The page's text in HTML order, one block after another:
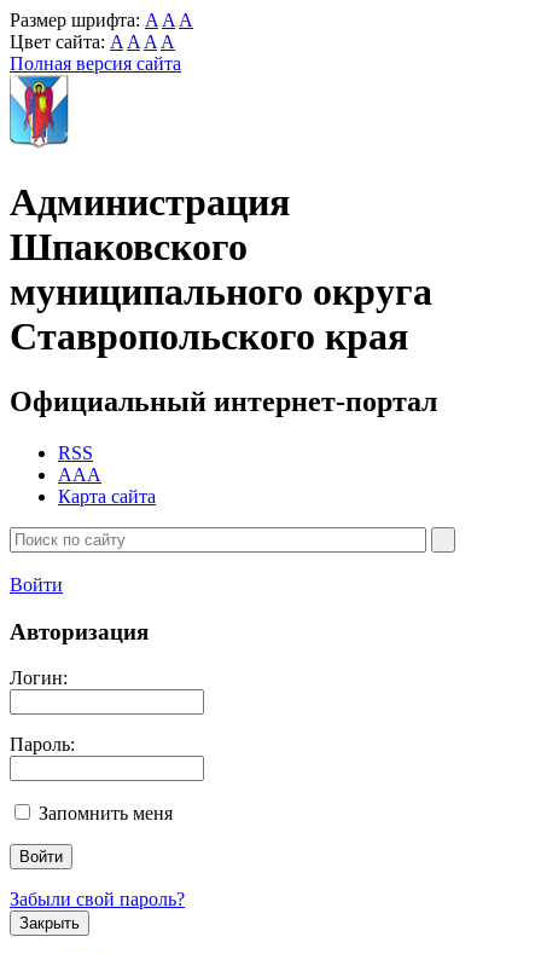
Размер шрифта: A A A
Цвет сайта: A A A A
Полная версия сайта
Администрация
Шпаковского
муниципального округа
Ставропольского края
Официальный интернет-портал
RSS
AAA
Карта сайта
Войти
Авторизация
Логин:
Пароль:
Запомнить меня
Забыли свой пароль?
Закрыть